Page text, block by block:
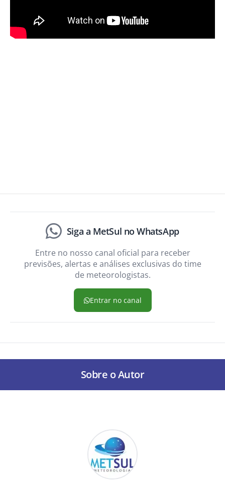
Siga a MetSul no WhatsApp
Entre no nosso canal oficial para receber
previsões, alertas e análises exclusivas do time
de meteorologistas.
Entrar no canal
Sobre o Autor